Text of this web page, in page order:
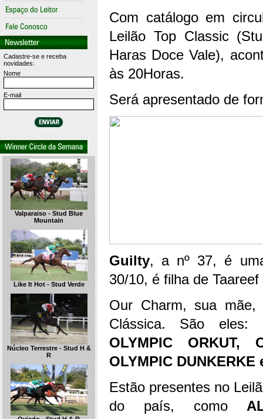
Cadastre-se e receba
novidades:
Nome
E-mail
Valparaiso - Stud Blue
Mountain
Like It Hot - Stud Verde
Núcleo Terrestre - Stud H &
R
Com catálogo em
Leilão Top Classic
Haras Doce Vale),
às 20Horas.
Será apresentado de
Guilty, a nº 37, é
30/10, é filha de
Our Charm, sua
Clássica. São eles:
OLYMPIC ORKUT,
OLYMPIC DUNKERKE
Estão presentes no
do país, como